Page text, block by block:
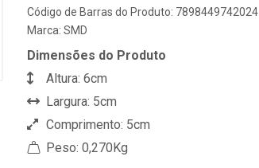
Código de Barras do Produto: 7898449742024
Marca: SMD
Dimensões do Produto
Altura: 6cm
Largura: 5cm
Comprimento: 5cm
Peso: 0,270Kg